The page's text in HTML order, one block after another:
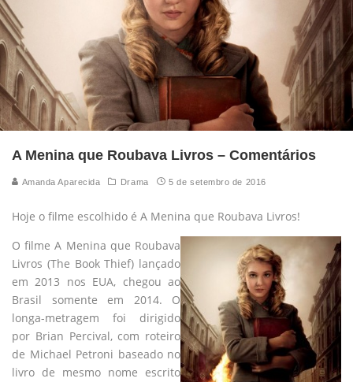
A Menina que Roubava Livros – Comentários
Amanda Aparecida Drama 5 de setembro de 2016
Hoje o filme escolhido é A Menina que Roubava Livros!
O filme A Menina que Roubava
Livros (The Book Thief) lançado
em 2013 nos EUA, chegou ao
Brasil somente em 2014. O
longa-metragem foi dirigido
por Brian Percival, com roteiro
de Michael Petroni baseado no
livro de mesmo nome escrito